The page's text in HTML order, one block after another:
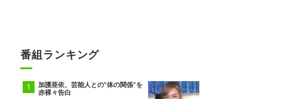
番組ランキング
加護亜依、芸能人との“体の関係”を
赤裸々告白